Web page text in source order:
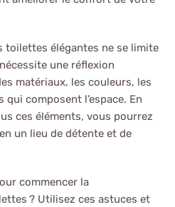
toilettes élégantes ne se limite
une réflexion
matériaux, les couleurs, les
composent l’espace. En
ces éléments, vous pourrez
un lieu de détente et de
commencer la
? Utilisez ces astuces et